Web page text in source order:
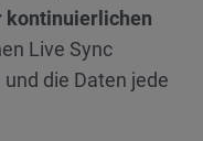
kontinuierlichen
Live Sync
die Daten jede